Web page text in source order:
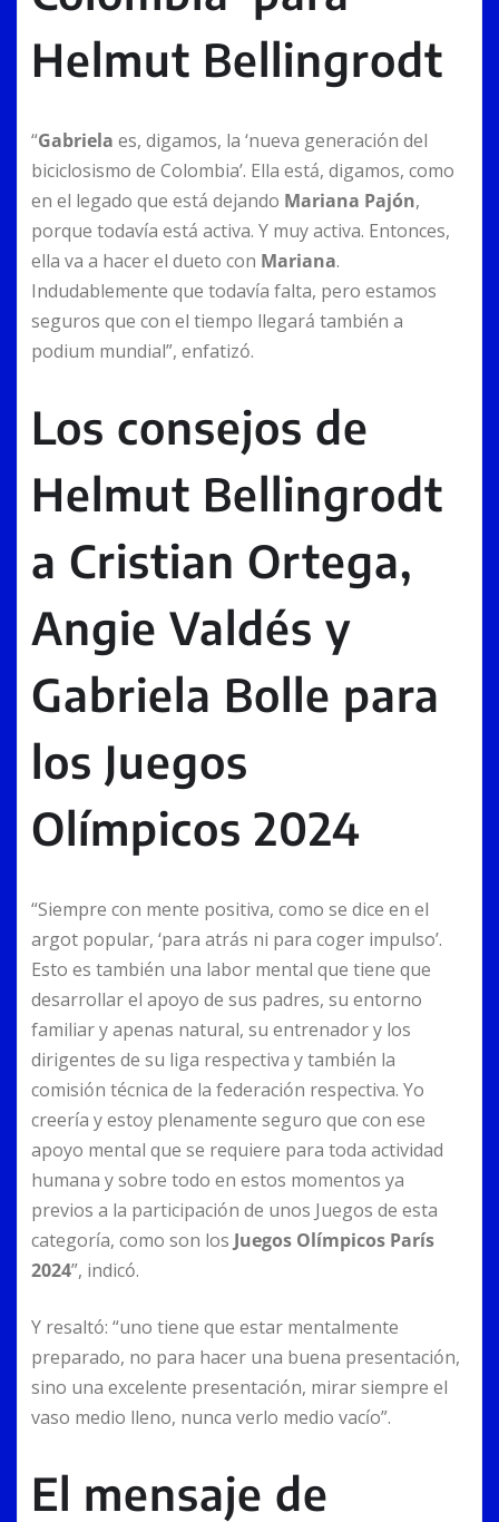
Helmut Bellingrodt
“Gabriela es, digamos, la ‘nueva generación del
biciclosismo de Colombia’. Ella está, digamos, como
en el legado que está dejando Mariana Pajón,
porque todavía está activa. Y muy activa. Entonces,
ella va a hacer el dueto con Mariana.
Indudablemente que todavía falta, pero estamos
seguros que con el tiempo llegará también a
podium mundial”, enfatizó.
Los consejos de
Helmut Bellingrodt
a Cristian Ortega,
Angie Valdés y
Gabriela Bolle para
los Juegos
Olímpicos 2024
“Siempre con mente positiva, como se dice en el
argot popular, ‘para atrás ni para coger impulso’.
Esto es también una labor mental que tiene que
desarrollar el apoyo de sus padres, su entorno
familiar y apenas natural, su entrenador y los
dirigentes de su liga respectiva y también la
comisión técnica de la federación respectiva. Yo
creería y estoy plenamente seguro que con ese
apoyo mental que se requiere para toda actividad
humana y sobre todo en estos momentos ya
previos a la participación de unos Juegos de esta
categoría, como son los Juegos Olímpicos París
2024”, indicó.
Y resaltó: “uno tiene que estar mentalmente
preparado, no para hacer una buena presentación,
sino una excelente presentación, mirar siempre el
vaso medio lleno, nunca verlo medio vacío”.
El mensaje de